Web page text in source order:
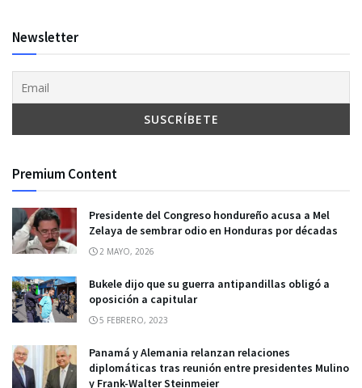
Newsletter
Premium Content
Presidente del Congreso hondureño acusa a Mel
Zelaya de sembrar odio en Honduras por décadas
2 MAYO, 2026
Bukele dijo que su guerra antipandillas obligó a
oposición a capitular
5 FEBRERO, 2023
Panamá y Alemania relanzan relaciones
diplomáticas tras reunión entre presidentes Mulino
y Frank-Walter Steinmeier